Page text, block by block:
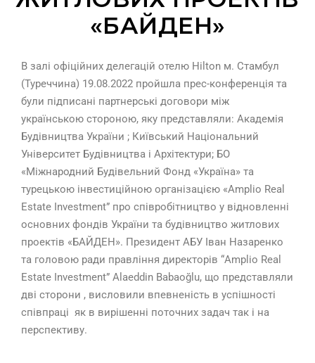
«БАЙДЕН»
В залі офіційних делегацій отелю Hilton м. Стамбул
(Туреччина) 19.08.2022 пройшла прес-конференція та
були підписані партнерські договори між
українською стороною, яку представляли: Академія
Будівництва України ; Київський Національний
Університет Будівництва і Архітектури; БО
«Міжнародний Будівельний Фонд «Україна» та
турецькою інвестиційною організацією «Amplio Real
Estate Investment” про співробітництво у відновленні
основних фондів України та будівництво житлових
проектів «БАЙДЕН». Президент АБУ Іван Назаренко
та головою ради правління директорів “Amplio Real
Estate Investment” Alaeddin Babaoğlu, що представляли
дві сторони , висловили впевненість в успішності
співпраці як в вирішенні поточних задач так і на
перспективу.